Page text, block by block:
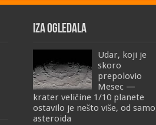
IZA OGLEDALA
Udar, koji je
skoro
prepolovio
Mesec —
krater veličine 1/10 planete
ostavilo je nešto više, od
asteroida